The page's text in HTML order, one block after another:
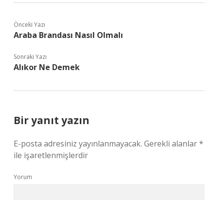
Önceki Yazı
Araba Brandası Nasıl Olmalı
Sonraki Yazı
Alıkor Ne Demek
Bir yanıt yazın
E-posta adresiniz yayınlanmayacak. Gerekli alanlar*
ile işaretlenmişlerdir
Yorum